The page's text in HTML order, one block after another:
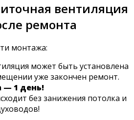
вентиляция
ремонта
монтажа:
может быть установлена
уже закончен ремонт.
— 1 день!
без занижения потолка и